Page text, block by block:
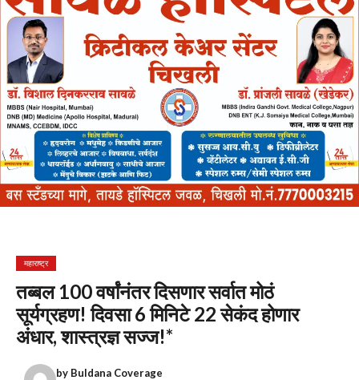
महाराष्ट्र
तब्बल 100 वर्षांनंतर दिसणार सर्वात मोठं
सूर्यग्रहण! दिवसा 6 मिनिटे 22 सेकंद होणार
अंधार, शास्त्रज्ञ सज्ज!*
by Buldana Coverage